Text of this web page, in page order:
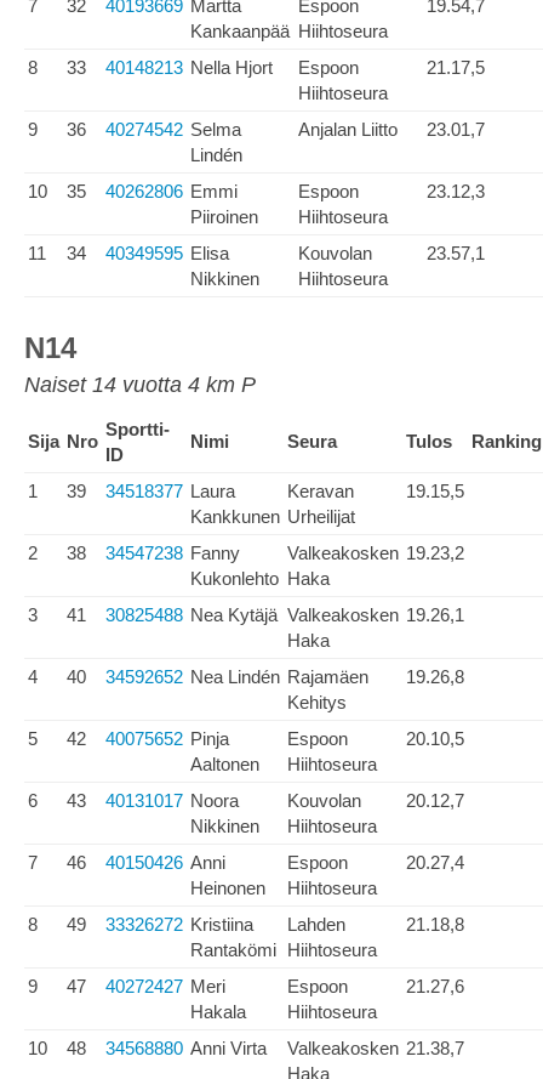
7 32 40193669 Martta
Kankaanpää
Espoon
Hiihtoseura
19.54,7
8 33 40148213 Nella Hjort
Espoon
Hiihtoseura
21.17,5
9 36 40274542 Selma
Lindén
Anjalan Liitto 23.01,7
10 35 40262806 Emmi
Piiroinen
Espoon
Hiihtoseura
23.12,3
11 34 40349595 Elisa
Nikkinen
Kouvolan
Hiihtoseura
23.57,1
N14
Naiset 14 vuotta 4 km P
Sija Nro
Sportti-
ID
Nimi Seura Tulos Ranking
1 39 34518377 Laura
Kankkunen
Keravan
Urheilijat
19.15,5
2 38 34547238 Fanny
Kukonlehto
Valkeakosken
Haka
19.23,2
3 41 30825488 Nea Kytäjä Valkeakosken
Haka
19.26,1
4 40 34592652 Nea Lindén Rajamäen
Kehitys
19.26,8
5 42 40075652 Pinja
Aaltonen
Espoon
Hiihtoseura
20.10,5
6 43 40131017 Noora
Nikkinen
Kouvolan
Hiihtoseura
20.12,7
7 46 40150426 Anni
Heinonen
Espoon
Hiihtoseura
20.27,4
8 49 33326272 Kristiina
Rantakömi
Lahden
Hiihtoseura
21.18,8
9 47 40272427 Meri
Hakala
Espoon
Hiihtoseura
21.27,6
10 48 34568880 Anni Virta
Valkeakosken
Haka
21.38,7